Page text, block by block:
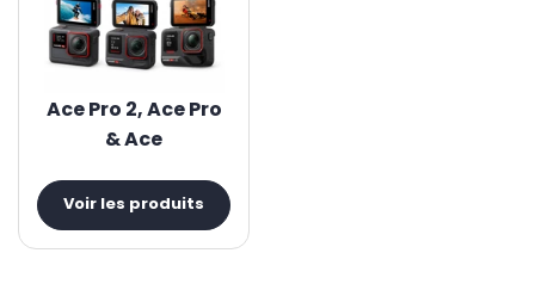
Ace Pro 2, Ace Pro
& Ace
Voir les produits